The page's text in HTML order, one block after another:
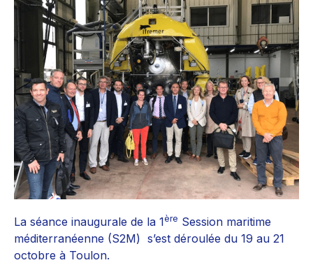
La séance inaugurale de la 1ère Session maritime
méditerranéenne (S2M) s’est déroulée du 19 au 21
octobre à Toulon.